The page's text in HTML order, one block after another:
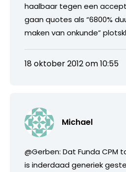
haalbaar tegen een
gaan quotes als “6800%
maken van onkunde”
18 oktober 2012 om 10:55
Michael
@Gerben: Dat Funda CPM
is inderdaad generiek